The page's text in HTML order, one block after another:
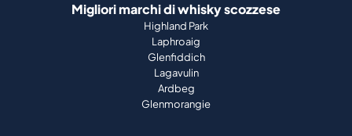
Migliori marchi di whisky scozzese
Highland Park
Laphroaig
Glenfiddich
Lagavulin
Ardbeg
Glenmorangie